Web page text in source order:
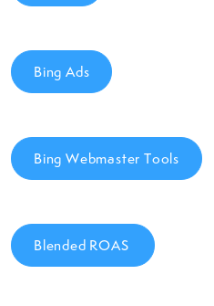
Bing Ads
Bing Webmaster Tools
Blended ROAS